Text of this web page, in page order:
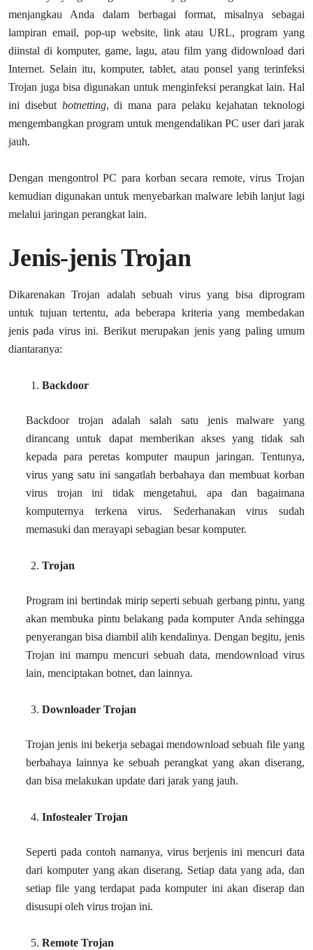
menjangkau Anda dalam berbagai format, misalnya sebagai
lampiran email, pop-up website, link atau URL, program yang
diinstal di komputer, game, lagu, atau film yang didownload dari
Internet. Selain itu, komputer, tablet, atau ponsel yang terinfeksi
Trojan juga bisa digunakan untuk menginfeksi perangkat lain. Hal
ini disebut botnetting, di mana para pelaku kejahatan teknologi
mengembangkan program untuk mengendalikan PC user dari jarak
jauh.
Dengan mengontrol PC para korban secara remote, virus Trojan
kemudian digunakan untuk menyebarkan malware lebih lanjut lagi
melalui jaringan perangkat lain.
Jenis-jenis Trojan
Dikarenakan Trojan adalah sebuah virus yang bisa diprogram
untuk tujuan tertentu, ada beberapa kriteria yang membedakan
jenis pada virus ini. Berikut merupakan jenis yang paling umum
diantaranya:
Backdoor
Backdoor trojan adalah salah satu jenis malware yang
dirancang untuk dapat memberikan akses yang tidak sah
kepada para peretas komputer maupun jaringan. Tentunya,
virus yang satu ini sangatlah berbahaya dan membuat korban
virus trojan ini tidak mengetahui, apa dan bagaimana
komputernya terkena virus. Sederhanakan virus sudah
memasuki dan merayapi sebagian besar komputer.
Trojan
Program ini bertindak mirip seperti sebuah gerbang pintu, yang
akan membuka pintu belakang pada komputer Anda sehingga
penyerangan bisa diambil alih kendalinya. Dengan begitu, jenis
Trojan ini mampu mencuri sebuah data, mendownload virus
lain, menciptakan botnet, dan lainnya.
Downloader Trojan
Trojan jenis ini bekerja sebagai mendownload sebuah file yang
berbahaya lainnya ke sebuah perangkat yang akan diserang,
dan bisa melakukan update dari jarak yang jauh.
Infostealer Trojan
Seperti pada contoh namanya, virus berjenis ini mencuri data
dari komputer yang akan diserang. Setiap data yang ada, dan
setiap file yang terdapat pada komputer ini akan diserap dan
disusupi oleh virus trojan ini.
Remote Trojan